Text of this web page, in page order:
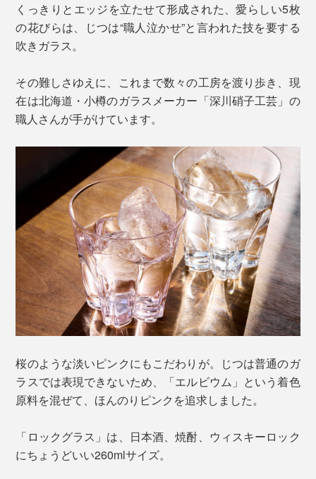
くっきりとエッジを立たせて形成された、愛らしい5枚
の花びらは、じつは“職人泣かせ”と言われた技を要する
吹きガラス。
その難しさゆえに、これまで数々の工房を渡り歩き、現
在は北海道・小樽のガラスメーカー「深川硝子工芸」の
職人さんが手がけています。
桜のような淡いピンクにもこだわりが。じつは普通のガ
ラスでは表現できないため、「エルビウム」という着色
原料を混ぜて、ほんのりピンクを追求しました。
「ロックグラス」は、日本酒、焼酎、ウィスキーロック
にちょうどいい260mlサイズ。